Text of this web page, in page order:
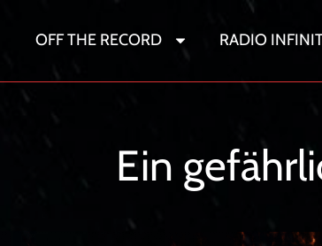
OFF THE RECORD RADIO
Ein